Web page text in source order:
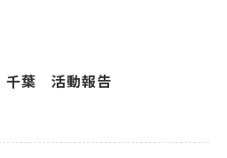
千葉 活動報告